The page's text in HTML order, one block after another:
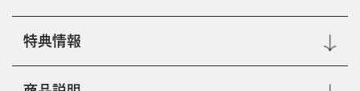
特典情報